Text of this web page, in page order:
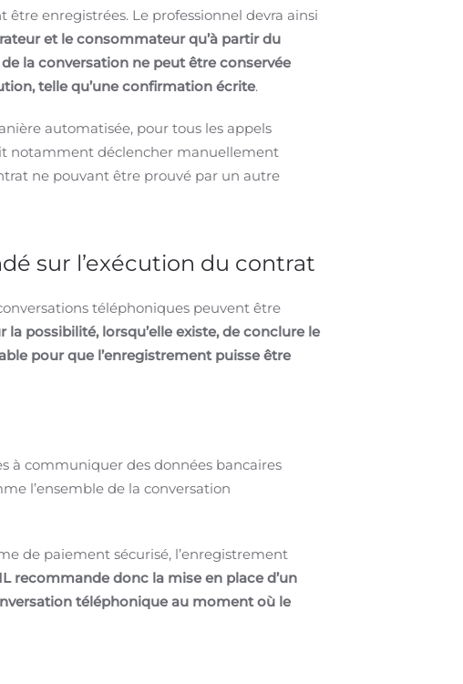
enregistrées. Le professionnel devra ainsi
et le consommateur qu’à partir du
la conversation ne peut être conservée
telle qu’une confirmation écrite.
automatisée, pour tous les appels
notamment déclencher manuellement
ne pouvant être prouvé par un autre
sur l’exécution du contrat
téléphoniques peuvent être
la possibilité, lorsqu’elle existe, de conclure le
pour que l’enregistrement puisse être
à communiquer des données bancaires
l’ensemble de la conversation
de paiement sécurisé, l’enregistrement
recommande donc la mise en place d’un
téléphonique au moment où le